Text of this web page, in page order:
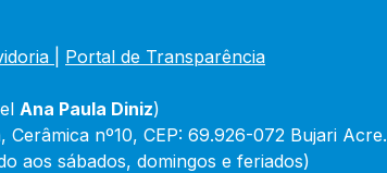
Portal de Transparência
Ana Paula Diniz)
nº10, CEP: 69.926-072 Bujari Acre.
aos sábados, domingos e feriados)